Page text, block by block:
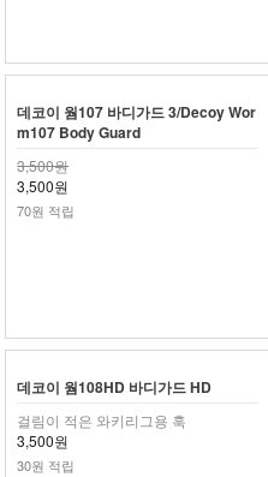
데코이 웜107 바디가드 3/Decoy Wor
m107 Body Guard
3,500원
3,500원
70원 적립
데코이 웜108HD 바디가드 HD
걸림이 적은 와키리그용 훅
3,500원
30원 적립